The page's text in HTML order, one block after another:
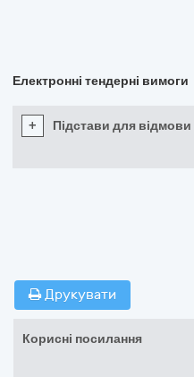
Електронні тендерні вимоги
+ Підстави для відмови
Друкувати
Корисні посилання